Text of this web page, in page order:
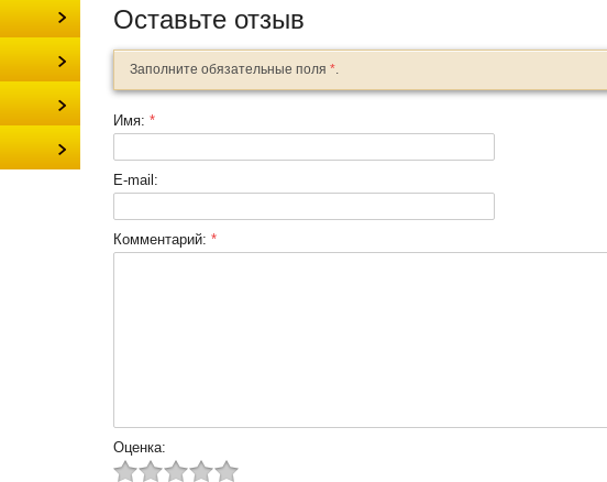
Оставьте отзыв
Заполните обязательные поля *.
Имя: *
E-mail:
Комментарий: *
Оценка: